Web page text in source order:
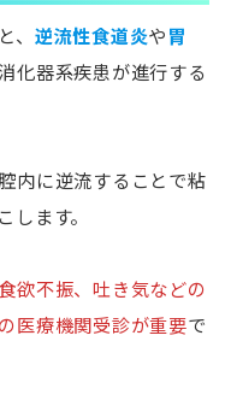
逆流性食道炎や胃
化器系疾患が進行する
内に逆流することで粘
します。
欲不振、吐き気などの
医療機関受診が重要で